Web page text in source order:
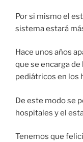
Por si mismo el
sistema estará
Hace unos años
que se encarga
pediátricos en los
De este modo se
hospitales y el
Tenemos que